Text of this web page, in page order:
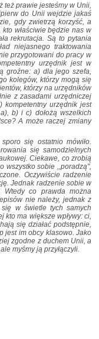
też prawie jesteśmy w Unii,
do Unii wejdzie jakaś
gdy zwietrzą korzyść, a
właściwie będzie nas w
rekrutacja. Są to pytania
niejasnego traktowania
przygotowani do pracy w
urzędnik jest w
groźne: a) dla jego szefa,
kolegów, którzy mogą się
którzy na urzędników
z zasadami urzędniczej
kompetentny urzędnik jest
b) i c) dołożą wszelkich
A może raczej zmiany
się ostatnio mówiło.
się samodzielnych
Ciekawe, co zrobią
wszystko sobie ,,poradzą",
Oczywiście radzenie
Jednak radzenie sobie w
Wtedy co prawda można
nie należy, jednak z
w świetle tych samych
kto ma większe wpływy: ci,
się działać podstępnie,
jest im obcy klasowo. Jako
zgodne z duchem Unii, a
myśmy ją przyłączyli.